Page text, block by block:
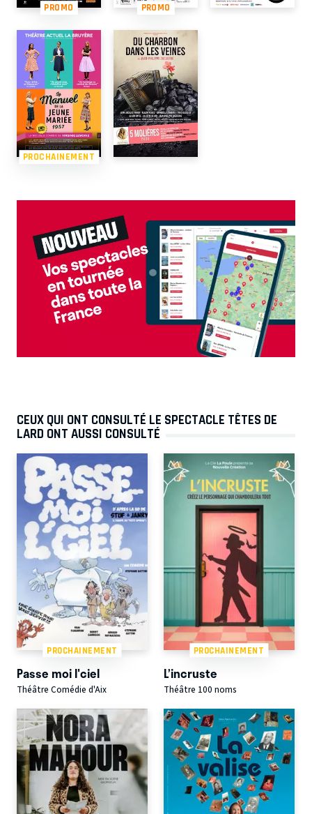
PROMO PROMO
PROCHAINEMENT
CEUX QUI ONT CONSULTÉ LE SPECTACLE TÊTES DE
LARD ONT AUSSI CONSULTÉ
PROCHAINEMENT
Passe moi l'ciel
Théâtre Comédie d'Aix
PROCHAINEMENT
L’incruste
Théâtre 100 noms